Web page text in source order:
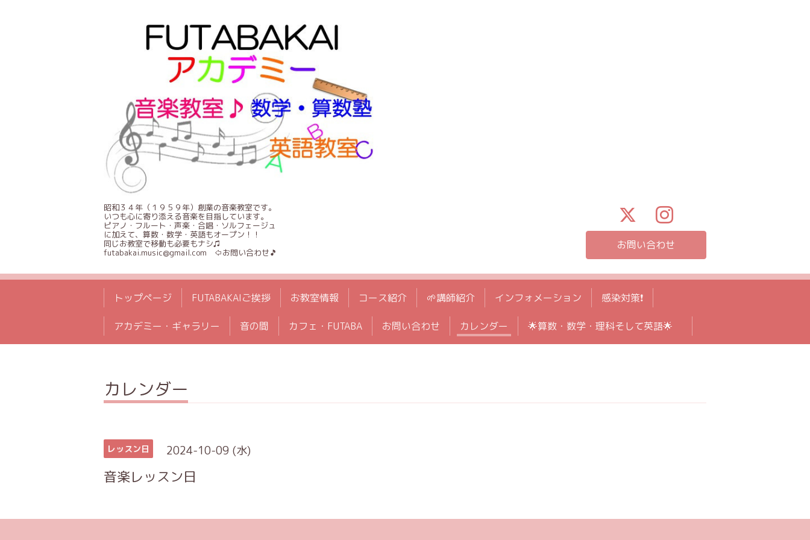
昭和３４年（１９５９年）創業の音楽教室です。
いつも心に寄り添える音楽を目指しています。
ピアノ・フルート・声楽・合唱・ソルフェージュ
に加えて、算数・数学・英語もオープン！！
同じお教室で移動も必要もナシ♫
futabakai.music@gmail.com ⇦お問い合わせ🎵
お問い合わせ
トップページ FUTABAKAIご挨拶 お教室情報 コース紹介 🌱講師紹介 インフォメーション 感染対策❗️
アカデミー・ギャラリー 音の間 カフェ・FUTABA お問い合わせ カレンダー 🌟算数・数学・理科そして英語🌟
カレンダー
レッスン日 2024-10-09 (水)
音楽レッスン日